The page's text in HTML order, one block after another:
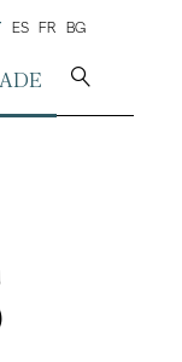
ES FR BG